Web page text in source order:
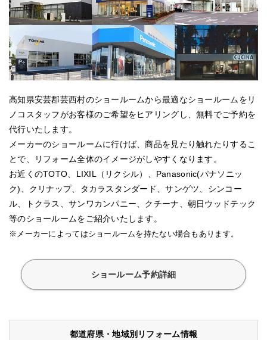
高知県安芸郡芸西村のショールームから最適なショールームをリ
ノコスタッフがお客様のご希望をヒアリングし、無料でご予約を
代行いたします。
メーカーのショールームに行けば、商品を見たり触れたりするこ
とで、リフォーム全体のイメージがしやすくなります。
お近くのTOTO、LIXIL（リクシル）、Panasonic(パナソニッ
ク)、クリナップ、タカラスタンダード、サンゲツ、シンコー
ル、トクラス、サンワカンパニー、クチーナ、朝日ウッドテック
等のショールームをご紹介いたします。
※メーカーによってはショールームを持たない場合もあります。
ショールーム予約詳細
都道府県・地域別リフォーム情報